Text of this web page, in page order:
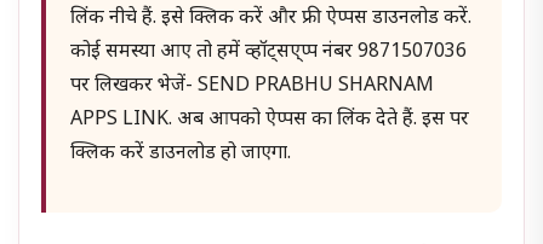
लिंक नीचे हैं. इसे क्लिक करें और फ्री ऐप्पस डाउनलोड करें.
कोई समस्या आए तो हमें व्हॉट्सए्प्प नंबर 9871507036
पर लिखकर भेजें- SEND PRABHU SHARNAM
APPS LINK. अब आपको ऐप्पस का लिंक देते हैं. इस पर
क्लिक करें डाउनलोड हो जाएगा.